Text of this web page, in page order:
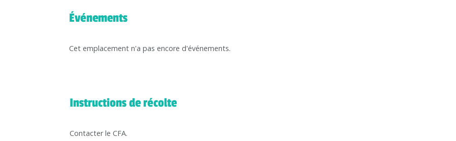
Événements
Cet emplacement n'a pas encore d'événements.
Instructions de récolte
Contacter le CFA.